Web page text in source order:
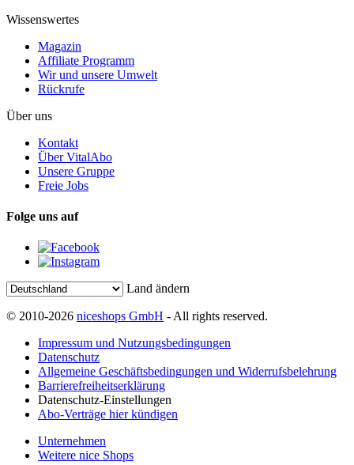
Wissenswertes
Magazin
Affiliate Programm
Wir und unsere Umwelt
Rückrufe
Über uns
Kontakt
Über VitalAbo
Unsere Gruppe
Freie Jobs
Folge uns auf
Land ändern
© 2010-2026 niceshops GmbH - All rights reserved.
Impressum und Nutzungsbedingungen
Datenschutz
Allgemeine Geschäftsbedingungen und Widerrufsbelehrung
Barrierefreiheitserklärung
Datenschutz-Einstellungen
Abo-Verträge hier kündigen
Unternehmen
Weitere nice Shops